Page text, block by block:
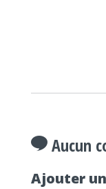
Aucun
Ajouter